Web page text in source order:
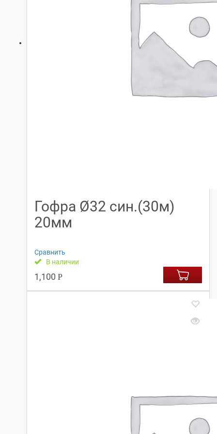
Гофра Ø32 син.(30м)
20мм
Сравнить
В наличии
1,100 Р